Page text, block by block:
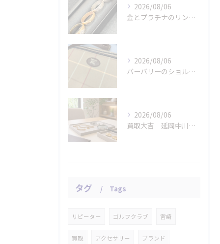
2026/08/06
金とプラチナのリングをお買取りさせていただきました。
2026/08/06
バーバリーのショルダーバッグをお買取りさせていただきました。
2026/08/06
買取大吉 延岡中川原店の店長が急がせない査定
タグ Tags
リピーター ゴルフクラブ 宮崎
買取 アクセサリー ブランド